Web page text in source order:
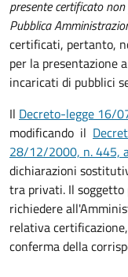
presente certificato
Pubblica
certificati, pertanto,
per la presentazione
incaricati di pubblici
Il Decreto-legge 16/
modificando il
28/12/2000, n. 445,
dichiarazioni
tra privati. Il
richiedere
relativa
conferma della